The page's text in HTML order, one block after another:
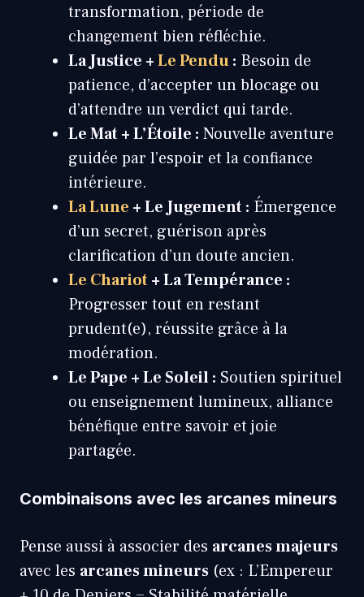
transformation, période de
changement bien réfléchie.
La Justice +Le Pendu: Besoin de
patience, d’accepter un blocage ou
d’attendre un verdict qui tarde.
Le Mat + L’Étoile : Nouvelle aventure
guidée par l’espoir et la confiance
intérieure.
La Lune + Le Jugement : Émergence
d’un secret, guérison après
clarification d’un doute ancien.
Le Chariot+ La Tempérance :
Progresser tout en restant
prudent(e), réussite grâce à la
modération.
Le Pape + Le Soleil : Soutien spirituel
ou enseignement lumineux, alliance
bénéfique entre savoir et joie
partagée.
Combinaisons avec les arcanes mineurs
Pense aussi à associer des arcanes majeurs
avec les arcanes mineurs (ex : L’Empereur